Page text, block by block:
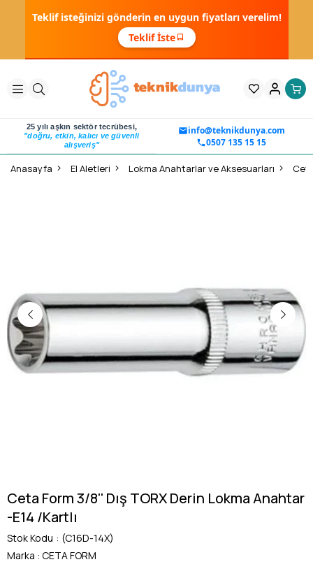
Teklif isteğinizi gönderin en uygun fiyatları verelim!
Teklif İste
25 yılı aşkın sektör tecrübesi,
"doğru, etkin, kalıcı ve güvenli
alışveriş"
info@teknikdunya.com
0507 135 15 15
Anasayfa El Aletleri Lokma Anahtarlar ve Aksesuarları
Ceta Form 3/8'' Dış TORX Derin Lokma Anahtar
-E14 /Kartlı
Stok Kodu
(C16D-14X)
Marka : CETA FORM